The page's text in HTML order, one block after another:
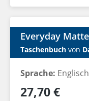
Everyday
Taschenbuch von
Sprache: Englisch
Regulärer Preis:
27,70 €